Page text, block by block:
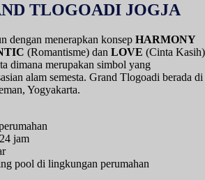
TLOGOADI JOGJA
dengan menerapkan konsep HARMONY
(Romantisme) dan LOVE (Cinta Kasih)
dimana merupakan simbol yang
alam semesta. Grand Tlogoadi berada di
Yogyakarta.
jam
pool di lingkungan perumahan